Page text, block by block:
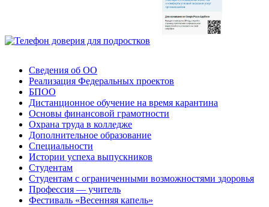
Сведения об ОО
Реализация Федеральных проектов
БПОО
Дистанционное обучение на время карантина
Основы финансовой грамотности
Охрана труда в колледже
Дополнительное образование
Специальности
Истории успеха выпускников
Студентам
Студентам с ограниченными возможностями здоровья
Профессия — учитель
Фестиваль «Весенняя капель»